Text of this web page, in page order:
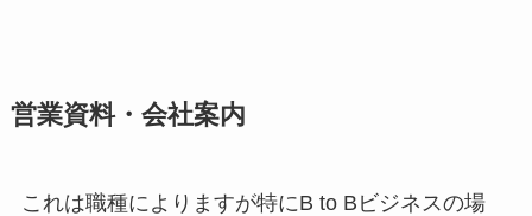
営業資料・会社案内
これは職種によりますが特にB to Bビジネスの場